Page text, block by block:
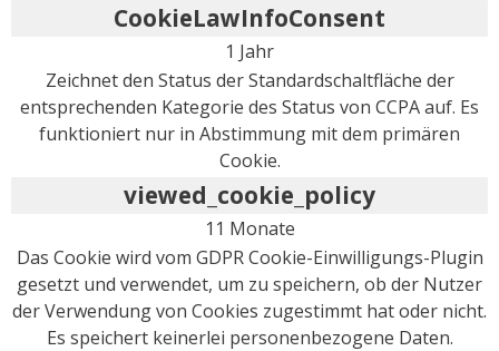
CookieLawInfoConsent
1 Jahr
Zeichnet den Status der Standardschaltfläche der
entsprechenden Kategorie des Status von CCPA auf. Es
funktioniert nur in Abstimmung mit dem primären
Cookie.
viewed_cookie_policy
11 Monate
Das Cookie wird vom GDPR Cookie-Einwilligungs-Plugin
gesetzt und verwendet, um zu speichern, ob der Nutzer
der Verwendung von Cookies zugestimmt hat oder nicht.
Es speichert keinerlei personenbezogene Daten.